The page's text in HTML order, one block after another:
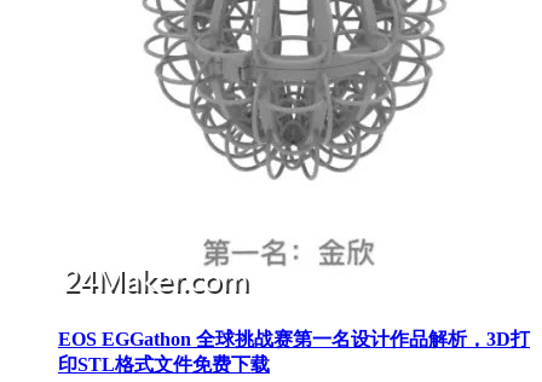
EOS EGGathon 全球挑战赛第一名设计作品解析，3D打
印STL格式文件免费下载